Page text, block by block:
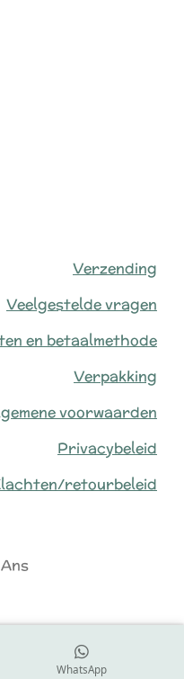
Verzending
Veelgestelde vragen
en betaalmethode
Verpakking
voorwaarden
Privacybeleid
retourbeleid
WhatsApp